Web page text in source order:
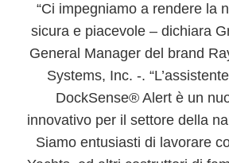
“Ci impegniamo a rendere la
sicura e piacevole – dichiara
General Manager del brand
Systems, Inc. -.
DockSense® Alert è un
innovativo per il settore della
Siamo entusiasti di lavorare